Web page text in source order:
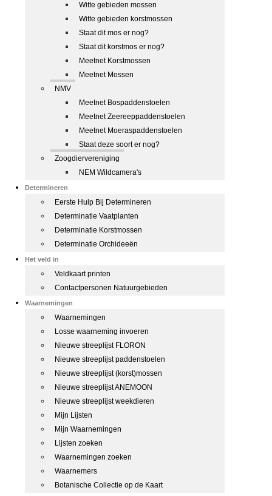
Witte gebieden mossen
Witte gebieden korstmossen
Staat dit mos er nog?
Staat dit korstmos er nog?
Meetnet Korstmossen
Meetnet Mossen
NMV
Meetnet Bospaddenstoelen
Meetnet Zeereeppaddenstoelen
Meetnet Moeraspaddenstoelen
Staat deze soort er nog?
Zoogdiervereniging
NEM Wildcamera's
Determineren
Eerste Hulp Bij Determineren
Determinatie Vaatplanten
Determinatie Korstmossen
Determinatie Orchideeën
Het veld in
Veldkaart printen
Contactpersonen Natuurgebieden
Waarnemingen
Waarnemingen
Losse waarneming invoeren
Nieuwe streeplijst FLORON
Nieuwe streeplijst paddenstoelen
Nieuwe streeplijst (korst)mossen
Nieuwe streeplijst ANEMOON
Nieuwe streeplijst weekdieren
Mijn Lijsten
Mijn Waarnemingen
Lijsten zoeken
Waarnemingen zoeken
Waarnemers
Botanische Collectie op de Kaart